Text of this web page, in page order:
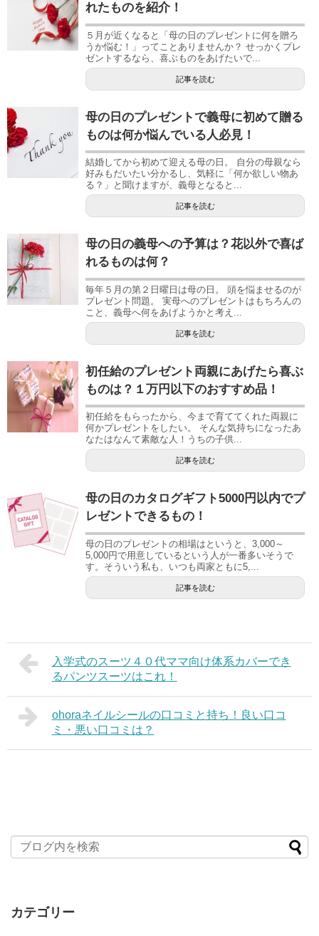
れたものを紹介！
５月が近くなると「母の日のプレゼントに何を贈ろ
うか悩む！」ってことありませんか？ せっかくプレ
ゼントするなら、喜ぶものをあげたいで...
記事を読む
母の日のプレゼントで義母に初めて贈る
ものは何か悩んでいる人必見！
結婚してから初めて迎える母の日。 自分の母親なら
好みもだいたい分かるし、気軽に「何か欲しい物あ
る？」と聞けますが、義母となると...
記事を読む
母の日の義母への予算は？花以外で喜ば
れるものは何？
毎年５月の第２日曜日は母の日。 頭を悩ませるのが
プレゼント問題。 実母へのプレゼントはもちろんの
こと、義母へ何をあげようかと考え...
記事を読む
初任給のプレゼント両親にあげたら喜ぶ
ものは？１万円以下のおすすめ品！
初任給をもらったから、今まで育ててくれた両親に
何かプレゼントをしたい。 そんな気持ちになったあ
なたはなんて素敵な人！うちの子供...
記事を読む
母の日のカタログギフト5000円以内でプ
レゼントできるもの！
母の日のプレゼントの相場はというと、3,000～
5,000円で用意しているという人が一番多いそうで
す。そういう私も、いつも両家ともに5,...
記事を読む
入学式のスーツ４０代ママ向け体系カバーでき
るパンツスーツはこれ！
ohoraネイルシールの口コミと持ち！良い口コ
ミ・悪い口コミは？
カテゴリー